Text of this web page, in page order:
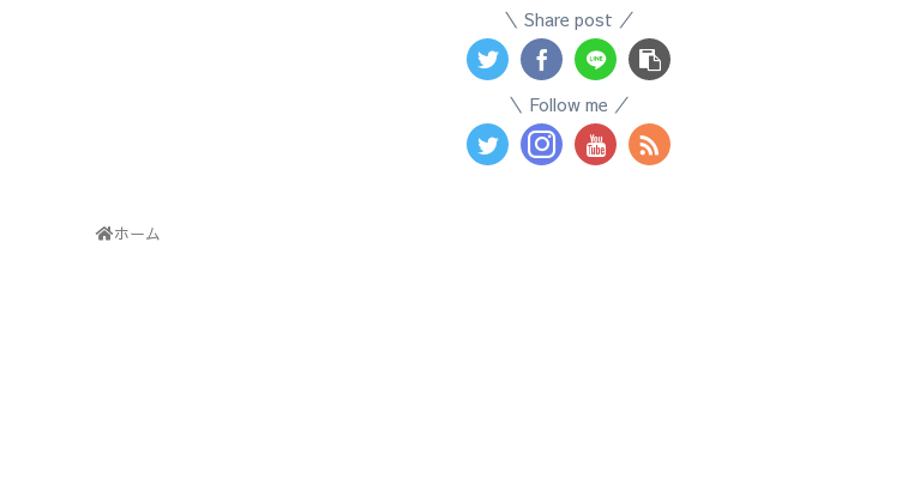
Share post
Follow me
ホーム